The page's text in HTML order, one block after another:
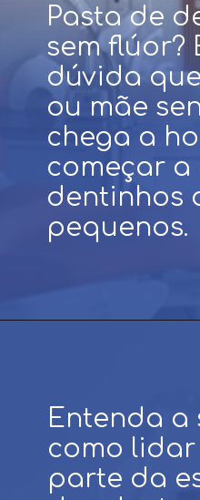
sem flúor?
chega a
começar a
dentinhos
Entenda a
como lidar
parte da